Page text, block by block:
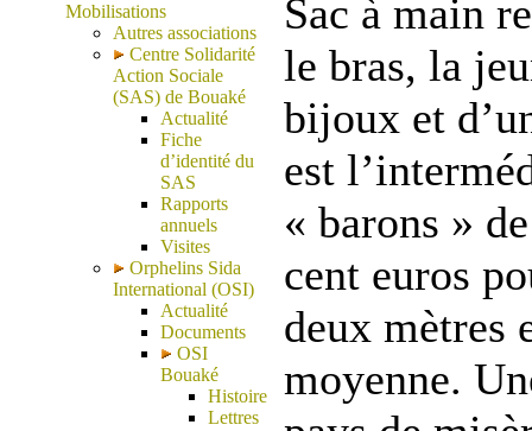
Mobilisations
Autres associations
Centre Solidarité
Action Sociale
(SAS) de Bouaké
Actualité
Fiche
d’identité du
SAS
Rapports
annuels
Visites
Orphelins Sida
International (OSI)
Actualité
Documents
OSI
Bouaké
Histoire
Lettres
Sac à main
le bras, la
bijoux et
est
« barons »
cent euros
deux mètres
moyenne.